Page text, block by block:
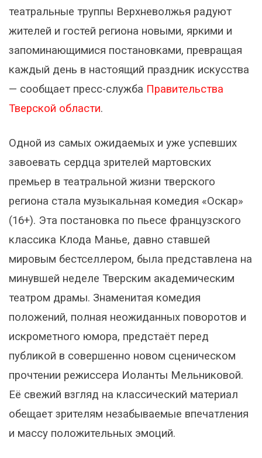
театральные труппы Верхневолжья радуют
жителей и гостей региона новыми, яркими и
запоминающимися постановками, превращая
каждый день в настоящий праздник искусства
— сообщает пресс-служба Правительства
Тверской области.
Одной из самых ожидаемых и уже успевших
завоевать сердца зрителей мартовских
премьер в театральной жизни тверского
региона стала музыкальная комедия «Оскар»
(16+). Эта постановка по пьесе французского
классика Клода Манье, давно ставшей
мировым бестселлером, была представлена на
минувшей неделе Тверским академическим
театром драмы. Знаменитая комедия
положений, полная неожиданных поворотов и
искрометного юмора, предстаёт перед
публикой в совершенно новом сценическом
прочтении режиссера Иоланты Мельниковой.
Её свежий взгляд на классический материал
обещает зрителям незабываемые впечатления
и массу положительных эмоций.